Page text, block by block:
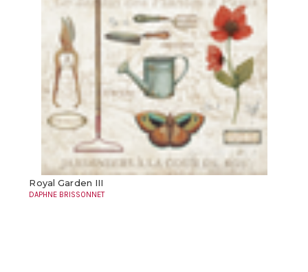
Royal Garden III
DAPHNE BRISSONNET